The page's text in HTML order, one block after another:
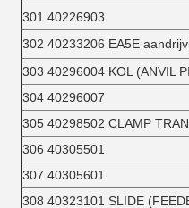
301 40226903
302 40233206 EA5E
303 40296004 KOL (ANVIL
304 40296007
305 40298502 CLAMP
306 40305501
307 40305601
308 40323101 SLIDE